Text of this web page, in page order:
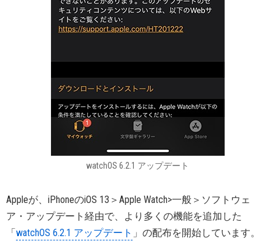
watchOS 6.2.1 アップデート
Appleが、iPhoneのiOS 13＞Apple Watch>一般＞ソフトウェ
ア・アップデート経由で、より多くの機能を追加した
「watchOS 6.2.1 アップデート 」の配布を開始しています。